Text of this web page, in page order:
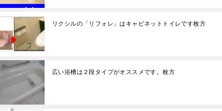
リクシルの「リフォレ」はキャビネットトイレです枚方
広い浴槽は２段タイプがオススメです。枚方